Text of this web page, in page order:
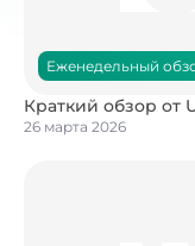
Еженедельный
Краткий обзор от
26 марта 2026